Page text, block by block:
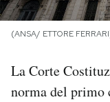
SHOP
CALENDARIO
(ANSA/ ETTORE
La Corte
norma del primo